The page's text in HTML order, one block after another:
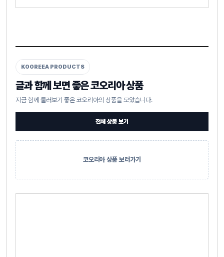
KOOREEA PRODUCTS
글과 함께 보면 좋은 코오리아 상품
지금 함께 둘러보기 좋은 코오리아의 상품을 모았습니다.
전체 상품 보기
코오리아 상품 보러가기